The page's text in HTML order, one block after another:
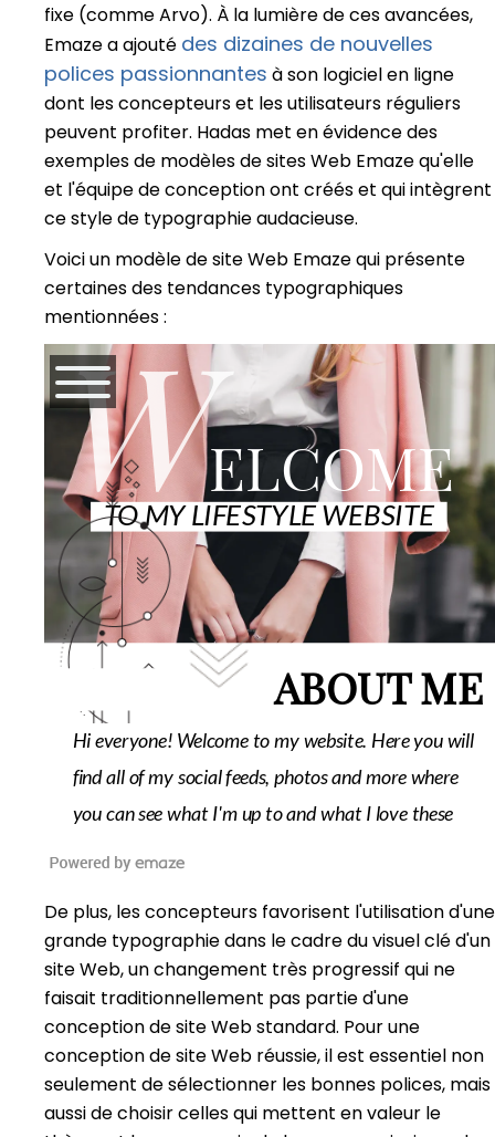
fixe (comme Arvo). À la lumière de ces avancées,
Emaze a ajouté des dizaines de nouvelles
polices passionnantes à son logiciel en ligne
dont les concepteurs et les utilisateurs réguliers
peuvent profiter. Hadas met en évidence des
exemples de modèles de sites Web Emaze qu'elle
et l'équipe de conception ont créés et qui intègrent
ce style de typographie audacieuse.
Voici un modèle de site Web Emaze qui présente
certaines des tendances typographiques
mentionnées :
De plus, les concepteurs favorisent l'utilisation d'une
grande typographie dans le cadre du visuel clé d'un
site Web, un changement très progressif qui ne
faisait traditionnellement pas partie d'une
conception de site Web standard. Pour une
conception de site Web réussie, il est essentiel non
seulement de sélectionner les bonnes polices, mais
aussi de choisir celles qui mettent en valeur le